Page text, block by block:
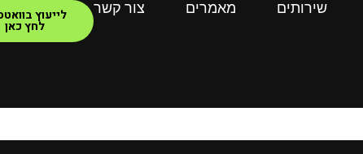
שירותים מאמרים צור קשר לייעוץ
לחץ כאן